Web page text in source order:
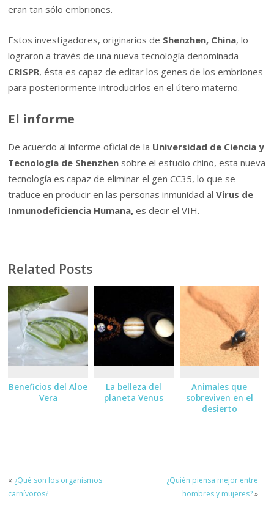
eran tan sólo embriones.
Estos investigadores, originarios de Shenzhen, China, lo
lograron a través de una nueva tecnología denominada
CRISPR, ésta es capaz de editar los genes de los embriones
para posteriormente introducirlos en el útero materno.
El informe
De acuerdo al informe oficial de la Universidad de Ciencia y
Tecnología de Shenzhen sobre el estudio chino, esta nueva
tecnología es capaz de eliminar el gen CC35, lo que se
traduce en producir en las personas inmunidad alVirus de
Inmunodeficiencia Humana, es decir el VIH.
Related Posts
Beneficios del Aloe
Vera
La belleza del
planeta Venus
Animales que
sobreviven en el
desierto
« ¿Qué son los organismos
carnívoros?
¿Quién piensa mejor entre
hombres y mujeres?»